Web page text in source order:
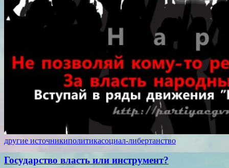
другие источникиполитикасоциал-либертанство
Государство власть или инструмент?